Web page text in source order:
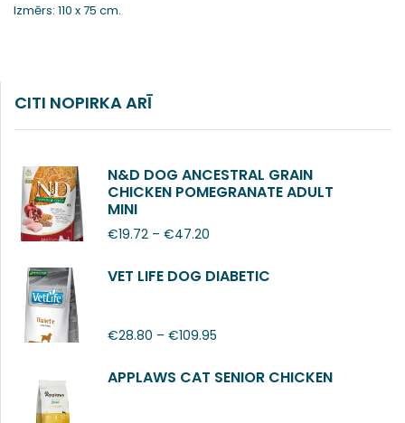
Izmērs: 110 x 75 cm.
CITI NOPIRKA ARĪ
N&D DOG ANCESTRAL GRAIN
CHICKEN POMEGRANATE ADULT
MINI
€19.72 – €47.20
VET LIFE DOG DIABETIC
€28.80 – €109.95
APPLAWS CAT SENIOR CHICKEN